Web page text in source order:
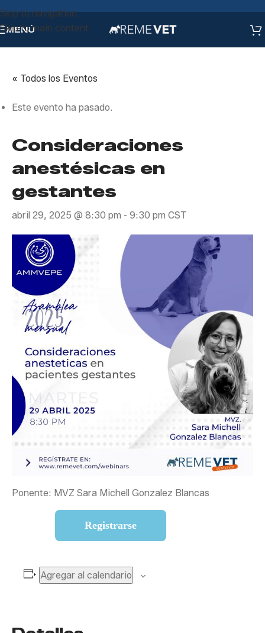
Skip to navigation
Skip to main content
MENÚ
« Todos los Eventos
Este evento ha pasado.
Consideraciones
anestésicas en
gestantes
abril 29, 2025 @ 8:30 pm - 9:30 pm CST
Ponente: MVZ Sara Michell Gonzalez Blancas
Registrarse
Agregar al calendario